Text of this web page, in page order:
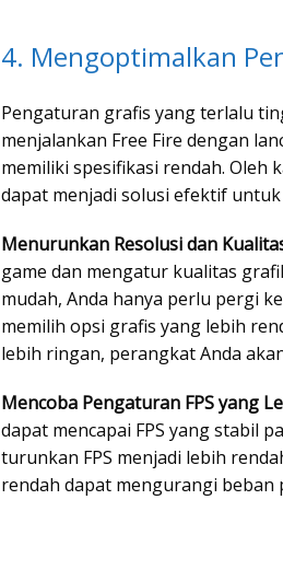
4. Mengoptimalkan
Pengaturan grafis yang terlalu
menjalankan Free Fire dengan
memiliki spesifikasi rendah.
dapat menjadi solusi efektif
Menurunkan Resolusi dan
game dan mengatur kualitas
mudah, Anda hanya perlu pergi
memilih opsi grafis yang lebih
lebih ringan, perangkat Anda
Mencoba Pengaturan FPS yang
dapat mencapai FPS yang stabil
turunkan FPS menjadi lebih
rendah dapat mengurangi